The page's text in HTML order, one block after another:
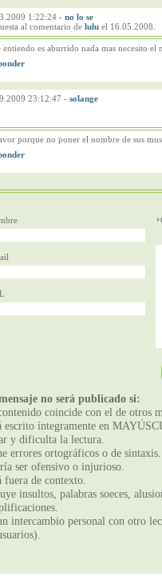
1:22:24 - no lo se
al comentario de lulu el 16.05.2008.
entiendo es aburrido nada mas necesito el
23:12:47 - solange
porque no poner el nombre de sus
no será publicado si:
coincide con el de otros
escrito íntegramente en
y dificulta la lectura.
errores ortográficos o de sintaxis.
ser ofensivo o injurioso.
fuera de contexto.
insultos, palabras soeces,
intercambio personal con otro